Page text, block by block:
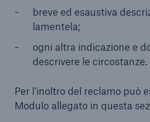
breve ed esaustiva
lamentela;
ogni altra indicazione e
descrivere le circostanze.
Per l’inoltro del reclamo può
Modulo allegato in questa